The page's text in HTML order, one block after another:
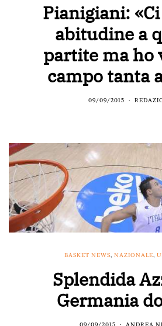
Pianigiani:
abitudine a
partite ma ho
campo tanta
09/09/2015
BASKET NEWS, NAZIONALE,
Splendida
Germania